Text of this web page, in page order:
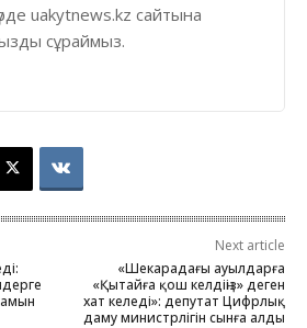
uakytnews.kz сайтына
сұраймыз.
Next article
«Шекарадағы ауылдарға
«Қытайға қош келдіңіз» деген
хат келеді»: депутат Цифрлық
даму министрлігін сынға алды